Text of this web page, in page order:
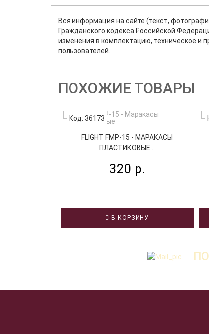
Вся информация на сайте (текст,
Гражданского кодекса Российской
изменения в комплектацию, техническое и
пользователей.
ПОХОЖИЕ ТОВАРЫ
Код: 36173
FLIGHT FMP-15 - МАРАКАСЫ
ПЛАСТИКОВЫЕ...
320 р.
В КОРЗИНУ